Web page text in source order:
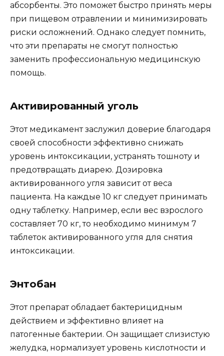
абсорбенты. Это поможет быстро принять меры
при пищевом отравлении и минимизировать
риски осложнений. Однако следует помнить,
что эти препараты не смогут полностью
заменить профессиональную медицинскую
помощь.
Активированный уголь
Этот медикамент заслужил доверие благодаря
своей способности эффективно снижать
уровень интоксикации, устранять тошноту и
предотвращать диарею. Дозировка
активированного угля зависит от веса
пациента. На каждые 10 кг следует принимать
одну таблетку. Например, если вес взрослого
составляет 70 кг, то необходимо минимум 7
таблеток активированного угля для снятия
интоксикации.
Энтобан
Этот препарат обладает бактерицидным
действием и эффективно влияет на
патогенные бактерии. Он защищает слизистую
желудка, нормализует уровень кислотности и